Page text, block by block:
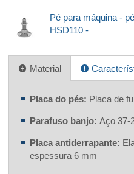
Pé para máquina -
HSD110 -
Material
Placa do pés: Placa de
Parafuso banjo: Aço 37-
Placa antiderrapante:
espessura 6 mm